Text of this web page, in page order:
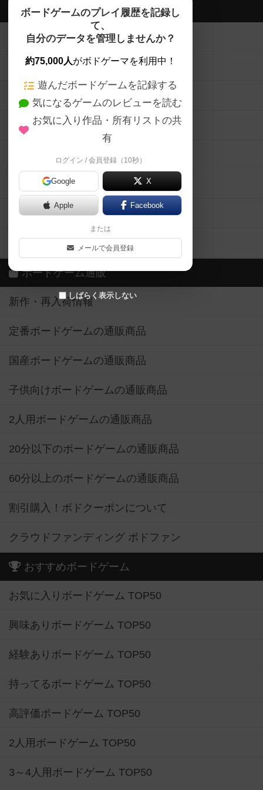
ボードゲームのプレイ履歴を記録し
て、
自分のデータを管理しませんか？
約75,000人がボドゲーマを利用中！
遊んだボードゲームを記録する
気になるゲームのレビューを読む
お気に入り作品・所有リストの共
有
ログイン / 会員登録（10秒）
Google X
Apple Facebook
または
メールで会員登録
しばらく表示しない
ボドゲーマTOP
ボードゲームを検索する
ボードゲームの新着レビュー
ボードゲーム会情報
メカニクス特集
掲示板・トピックス
ボドとも・会員一覧
ボードゲーム業界コラム
ボドゲーマご利用案内
ボードゲーム通販
新作・再入荷情報
定番ボードゲームの通販商品
国産ボードゲームの通販商品
子供向けボードゲームの通販商品
2人用ボードゲームの通販商品
20分以下のボードゲームの通販商品
60分以上のボードゲームの通販商品
割引購入！ボドクーポンについて
クラウドファンディング ボドファン
おすすめボードゲーム
お気に入りボードゲーム TOP50
興味ありボードゲーム TOP50
経験ありボードゲーム TOP50
持ってるボードゲーム TOP50
高評価ボードゲーム TOP50
2人用ボードゲーム TOP50
3～4人用ボードゲーム TOP50